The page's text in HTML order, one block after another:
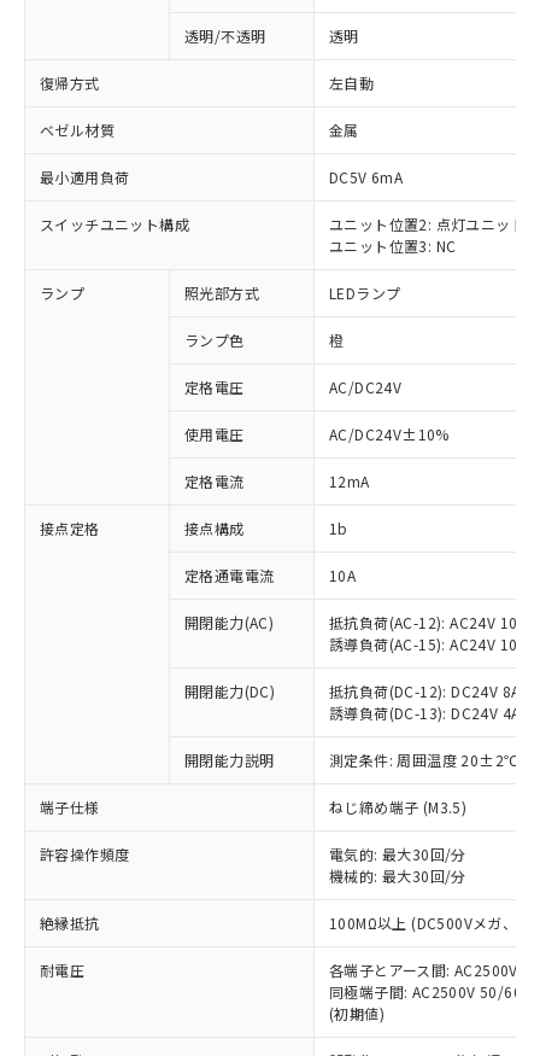
透明/不透明 透明
復帰方式 左自動
ベゼル材質 金属
最小適用負荷 DC5V 6mA
スイッチユニット構成
ユニット位置2: 点灯ユニット
ユニット位置3: NC
ランプ 照光部方式 LEDランプ
ランプ色 橙
定格電圧 AC/DC24V
使用電圧 AC/DC24V±10%
定格電流 12mA
接点定格 接点構成 1b
定格通電電流 10A
開閉能力(AC)
抵抗負荷(AC-12): AC24V 10A/
誘導負荷(AC-15): AC24V
開閉能力(DC)
抵抗負荷(DC-12): DC24V 8A/
誘導負荷(DC-13): DC24V 4A/
開閉能力説明 測定条件: 周囲温度 20±2℃、
端子仕様 ねじ締め端子 (M3.5)
許容操作頻度
電気的: 最大30回/分
機械的: 最大30回/分
絶縁抵抗 100MΩ以上 (DC500Vメガ、点
耐電圧
各端子とアース間: AC2500V
同極端子間: AC2500V 50/
(初期値)
ご利用条件
以下の条件をお読みいただき、同意のうえ
ご利用ください。
本サービスは、当社制御機器事業取扱
商品の当社在庫状況および標準価格
(税抜)を提供させていただくもので
当社制御機器事業取扱商品の中には、
本サービスの対象外となる商品もある
ことをご了承ください。
在庫状況および標準価格照会結果は、
記載している更新日時点での社内デー
タに基づき作成されるものであり、閲
覧された時点での実際の在庫および標
準価格とは異なる場合があることをご
※1 対応状況
対応済み：EU RoHS指令（10物質）の
非含有に対応した製品が提供可能な商品で
対応予定：EU RoHS指令（10物質）の非含
有に対応した製品に切り替える予定のある
対応予定なし：EU RoHS指令（10物質）の
非含有に非対応の商品で、対応品を出す予
定はありません。
調査・確認中：EU RoHS指令（10物質）の
非含有の対応状況を調査中または確認中の
非該当品：ライセンス料など無形物で、有
害物質有無と関係のない商品です。
仕入先様の事情により、非含有部品として
いたものが、含有品と判明した場合などや
むを得ず変更することがあります。
鉛(Pb) 1000ppm以下、 水銀(Hg) 1000ppm以下、 カド
六価クロム(Cr(Ⅵ)) 1000ppm以下、ポリ臭化ビフェニル
類(PBB) 1000ppm以下、ポリ臭化ジフェニルエーテル類
(PBDE) 1000ppm以下、フタル酸ビス(2-エチルヘキシ
※1 中国RoHS○×表
「○」：最大均質材料含有率が中国RoHSの
基準値以下であることを示します。
「×」：最大均質材料含有率が中国RoHSの
基準値を超えていることを示します。
「－」：未確認です。当社販売部門へお問
い合わせください。
*中国RoHS10物質の基準値 (GB/T26572)：
Pb(鉛) :1000ppm、 Hg(水銀) : 1000ppm、 Cd(カドミウ
Cr(Ⅵ)(六価クロム) : 1000ppm、 PBBs(ポリ臭化ビフェ
当社は、これら貴社製品のうち、外国
為替および外国貿易法に定める商品
（以下｢規制貨物等」という）を輸出
国政府の輸出許可(または役務取引許
可)を取得するなどの必要な手続きを